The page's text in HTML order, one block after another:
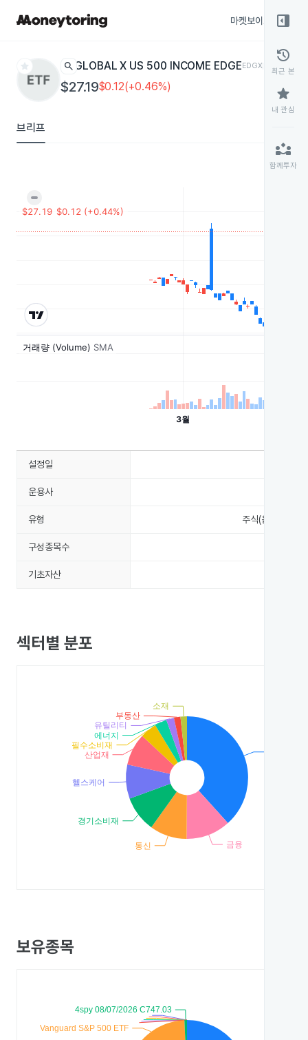
마켓보이스
star search GLOBAL X US 500 INCOME EDGEEDGX ETF
$27.19$0.12(+0.46%)
브리프
right_panel_open
history
최근 본
star
내 관심
partner_exchange
함께투자